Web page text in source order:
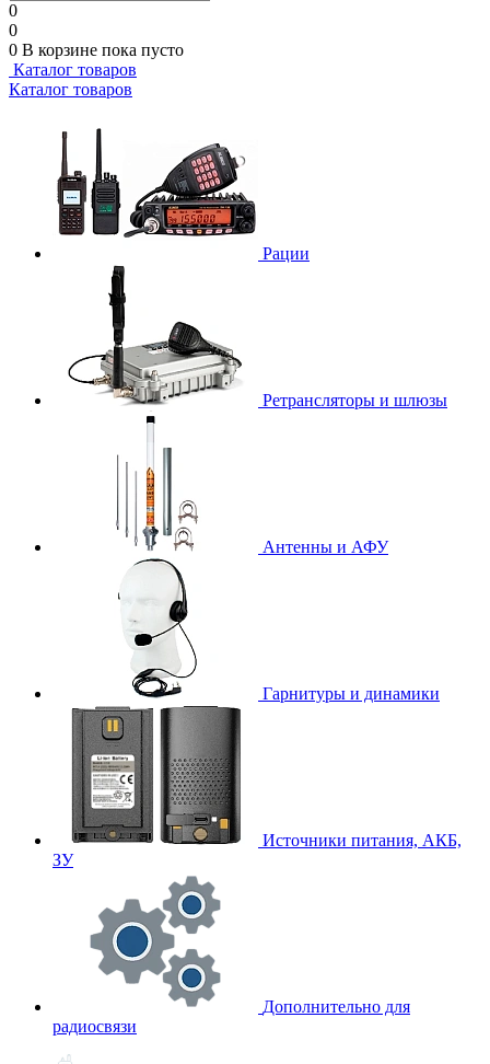
0
0
0 В корзине пока пусто
Каталог товаров
Каталог товаров
Рации
Ретрансляторы и шлюзы
Антенны и АФУ
Гарнитуры и динамики
Источники питания, АКБ,
ЗУ
Дополнительно для
радиосвязи